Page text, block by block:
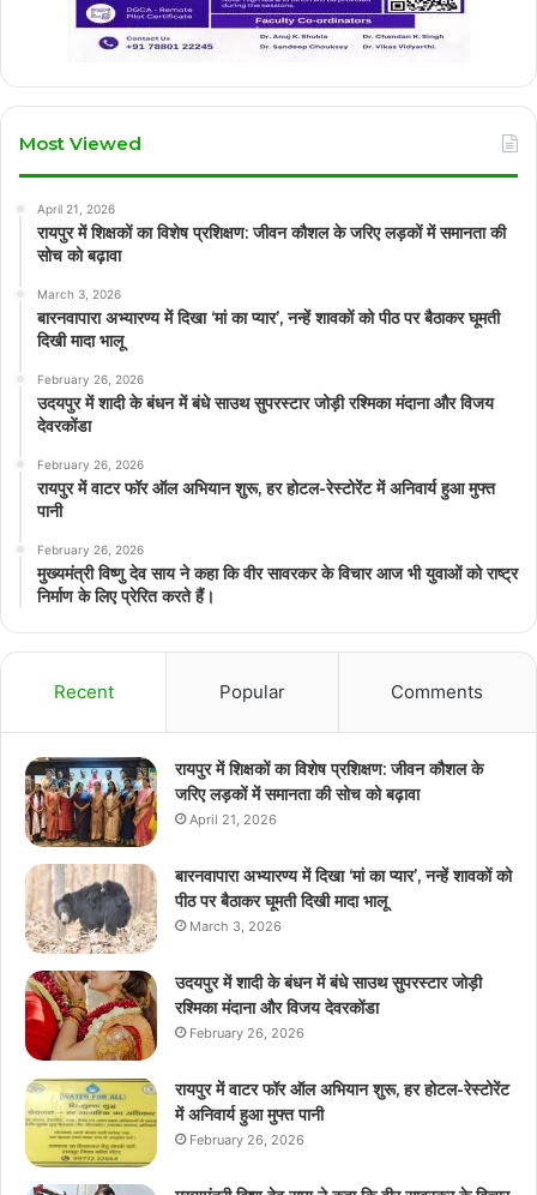
Most Viewed
April 21, 2026
रायपुर में शिक्षकों का विशेष प्रशिक्षण: जीवन कौशल के जरिए लड़कों में समानता की
सोच को बढ़ावा
March 3, 2026
बारनवापारा अभ्यारण्य में दिखा ‘मां का प्यार’, नन्हें शावकों को पीठ पर बैठाकर घूमती
दिखी मादा भालू
February 26, 2026
उदयपुर में शादी के बंधन में बंधे साउथ सुपरस्टार जोड़ी रश्मिका मंदाना और विजय
देवरकोंडा
February 26, 2026
रायपुर में वाटर फॉर ऑल अभियान शुरू, हर होटल-रेस्टोरेंट में अनिवार्य हुआ मुफ्त
पानी
February 26, 2026
मुख्यमंत्री विष्णु देव साय ने कहा कि वीर सावरकर के विचार आज भी युवाओं को राष्ट्र
निर्माण के लिए प्रेरित करते हैं।
Recent Popular Comments
रायपुर में शिक्षकों का विशेष प्रशिक्षण: जीवन कौशल के
जरिए लड़कों में समानता की सोच को बढ़ावा
April 21, 2026
बारनवापारा अभ्यारण्य में दिखा ‘मां का प्यार’, नन्हें शावकों को
पीठ पर बैठाकर घूमती दिखी मादा भालू
March 3, 2026
उदयपुर में शादी के बंधन में बंधे साउथ सुपरस्टार जोड़ी
रश्मिका मंदाना और विजय देवरकोंडा
February 26, 2026
रायपुर में वाटर फॉर ऑल अभियान शुरू, हर होटल-रेस्टोरेंट
में अनिवार्य हुआ मुफ्त पानी
February 26, 2026